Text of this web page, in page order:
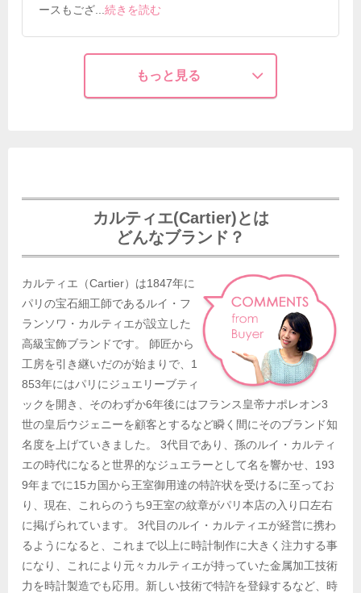
ースもござ...続きを読む
もっと見る
カルティエ(Cartier)とは
どんなブランド？
カルティエ（Cartier）は1847年に
パリの宝石細工師であるルイ・フ
ランソワ・カルティエが設立した
高級宝飾ブランドです。 師匠から
工房を引き継いだのが始まりで、1
853年にはパリにジュエリーブティ
ックを開き、そのわずか6年後にはフランス皇帝ナポレオン3
世の皇后ウジェニーを顧客とするなど瞬く間にそのブランド知
名度を上げていきました。 3代目であり、孫のルイ・カルティ
エの時代になると世界的なジュエラーとして名を響かせ、193
9年までに15カ国から王室御用達の特許状を受けるに至ってお
り、現在、これらのうち9王室の紋章がパリ本店の入り口左右
に掲げられています。 3代目のルイ・カルティエが経営に携わ
るようになると、これまで以上に時計制作に大きく注力する事
になり、これにより元々カルティエが持っていた金属加工技術
力を時計製造でも応用。新しい技術で特許を登録するなど、時